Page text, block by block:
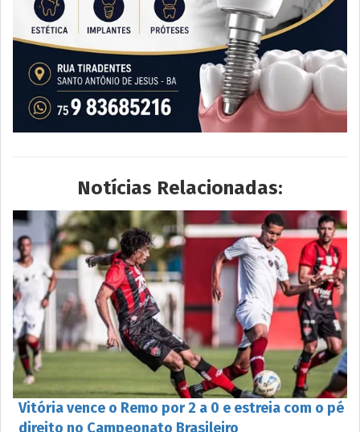
Notícias Relacionadas:
Vitória vence o Remo por 2 a 0 e estreia com o pé
direito no Campeonato Brasileiro